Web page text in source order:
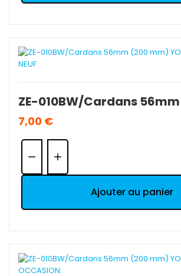
7,00 €
Quantité:
Ajouter au panier